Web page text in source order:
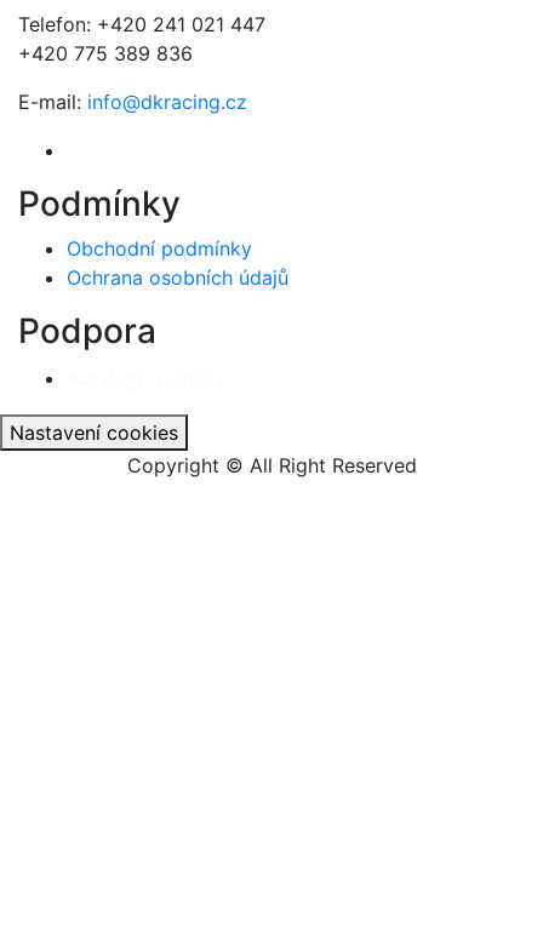
Telefon: +420 241 021 447
+420 775 389 836
E-mail: info@dkracing.cz
Podmínky
Obchodní podmínky
Ochrana osobních údajů
Podpora
Nastavení cookies
Copyright © All Right Reserved